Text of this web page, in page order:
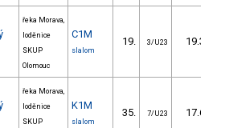
řeka Morava,
loděnice
SKUP
Olomouc
C1M
slalom
19. 3/U23 19.30
řeka Morava,
loděnice
SKUP
K1M
slalom
35. 7/U23 17.60